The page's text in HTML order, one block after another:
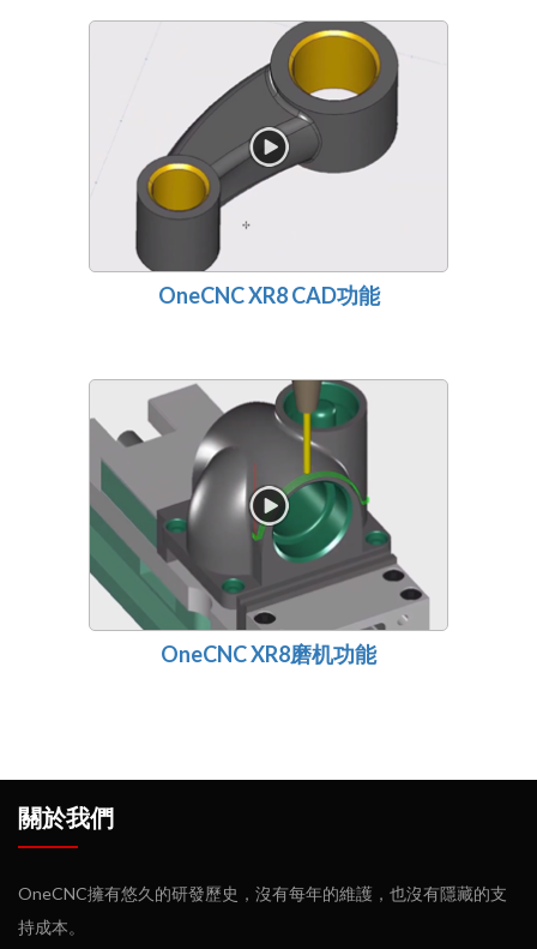
OneCNC XR8 CAD功能
OneCNC XR8磨机功能
關於我們
OneCNC擁有悠久的研發歷史，沒有每年的維護，也沒有隱藏的支
持成本。